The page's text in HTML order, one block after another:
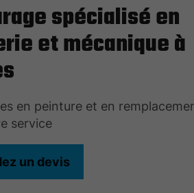
spécialisé en
et mécanique à
en peinture et en
service
un devis